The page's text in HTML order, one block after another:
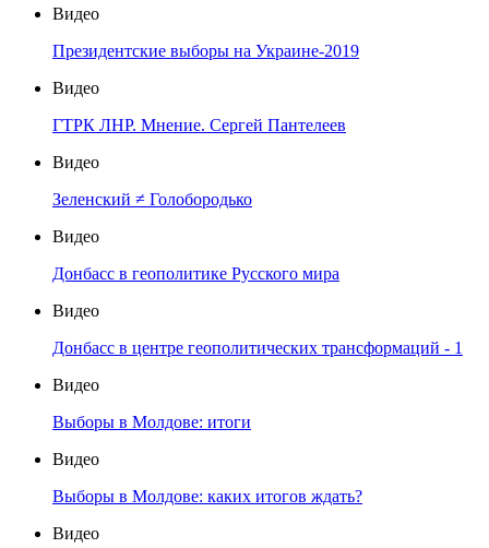
Видео
Президентские выборы на Украине-2019
Видео
ГТРК ЛНР. Мнение. Сергей Пантелеев
Видео
Зеленский ≠ Голобородько
Видео
Донбасс в геополитике Русского мира
Видео
Донбасс в центре геополитических трансформаций - 1
Видео
Выборы в Молдове: итоги
Видео
Выборы в Молдове: каких итогов ждать?
Видео